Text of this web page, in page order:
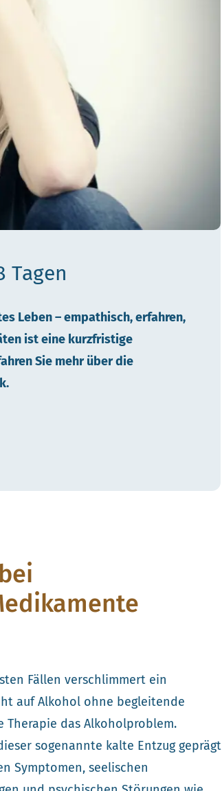
Tagen
Leben – empathisch, erfahren,
ist eine kurzfristige
Sie mehr über die
Fällen verschlimmert ein
auf Alkohol ohne begleitende
Therapie das Alkoholproblem.
sogenannte kalte Entzug geprägt
Symptomen, seelischen